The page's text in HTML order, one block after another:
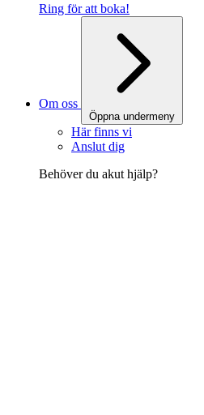
Ring för att boka!
Om oss
Öppna undermeny
Här finns vi
Anslut dig
Behöver du akut hjälp?